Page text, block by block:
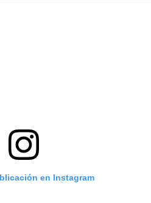
en Instagram